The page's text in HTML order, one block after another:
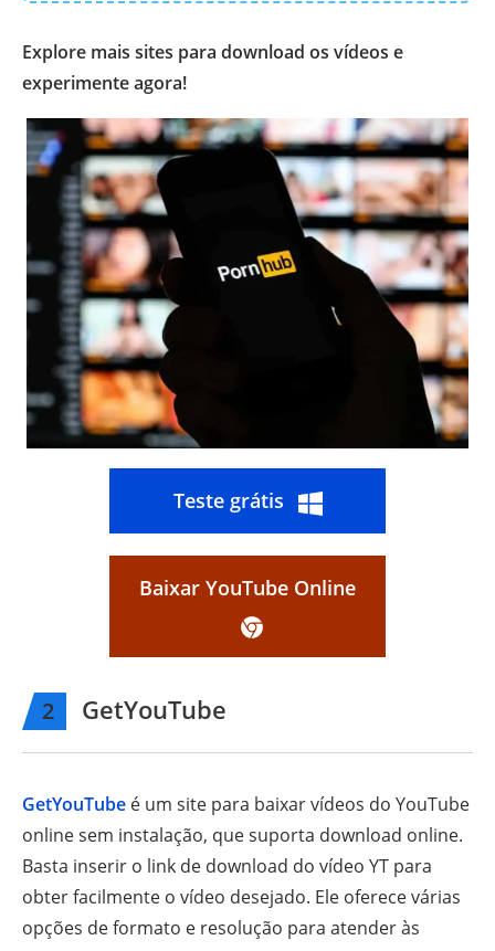
Explore mais sites para download os vídeos e
experimente agora!
Teste grátis
Baixar YouTube Online
2 GetYouTube
GetYouTube é um site para baixar vídeos do YouTube
online sem instalação, que suporta download online.
Basta inserir o link de download do vídeo YT para
obter facilmente o vídeo desejado. Ele oferece várias
opções de formato e resolução para atender às